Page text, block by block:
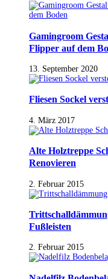
Gamingroom
Flipper auf dem
13. September 2020
Fliesen Sockel
4. März 2017
Alte Holztreppe
Renovieren
2. Februar 2015
Fußleisten
2. Februar 2015